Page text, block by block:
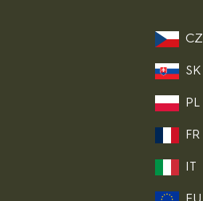
CZ
SK
PL
FR
IT